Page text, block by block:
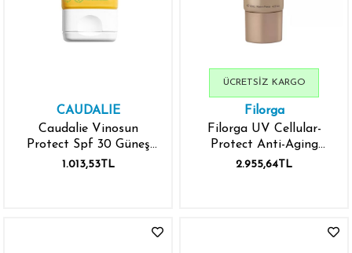
CAUDALIE
Caudalie Vinosun
Protect Spf 30 Güneş
Koruyucu Krem 50 ml
1.013,53TL
Filorga
Filorga UV Cellular-
Protect Anti-Aging
SPF50 Yüz ve Vücut
2.955,64TL
ÜCRETSIZ KARGO